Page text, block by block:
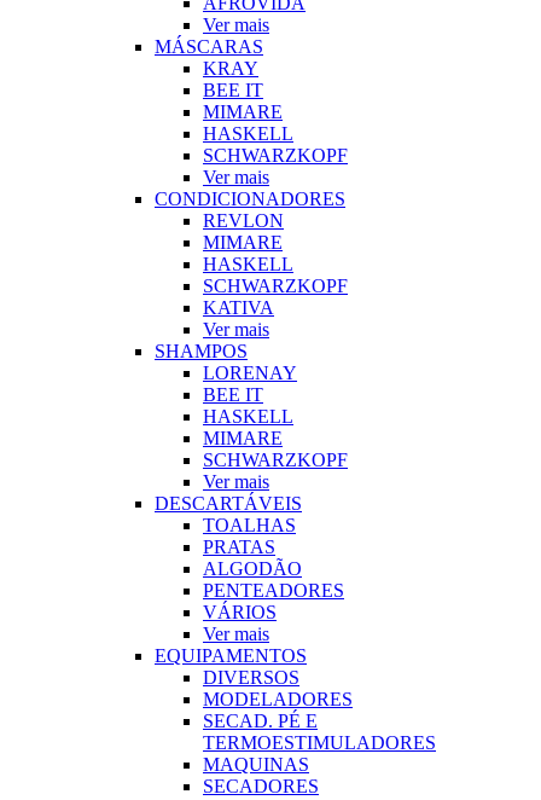
Ver mais
MÁSCARAS
KRAY
BEE IT
MIMARE
HASKELL
SCHWARZKOPF
Ver mais
CONDICIONADORES
REVLON
MIMARE
HASKELL
SCHWARZKOPF
KATIVA
Ver mais
SHAMPOS
LORENAY
BEE IT
HASKELL
MIMARE
SCHWARZKOPF
Ver mais
DESCARTÁVEIS
TOALHAS
PRATAS
ALGODÃO
PENTEADORES
VÁRIOS
Ver mais
EQUIPAMENTOS
DIVERSOS
MODELADORES
SECAD. PÉ E
TERMOESTIMULADORES
MAQUINAS
SECADORES